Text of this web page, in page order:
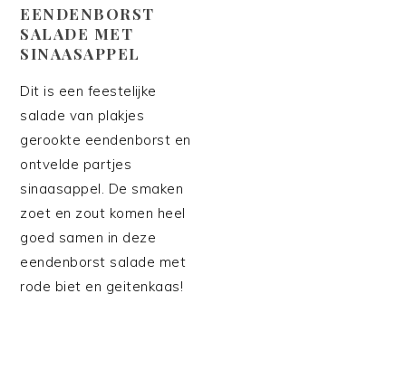
EENDENBORST
SALADE MET
SINAASAPPEL
Dit is een feestelijke
salade van plakjes
gerookte eendenborst en
ontvelde partjes
sinaasappel. De smaken
zoet en zout komen heel
goed samen in deze
eendenborst salade met
rode biet en geitenkaas!